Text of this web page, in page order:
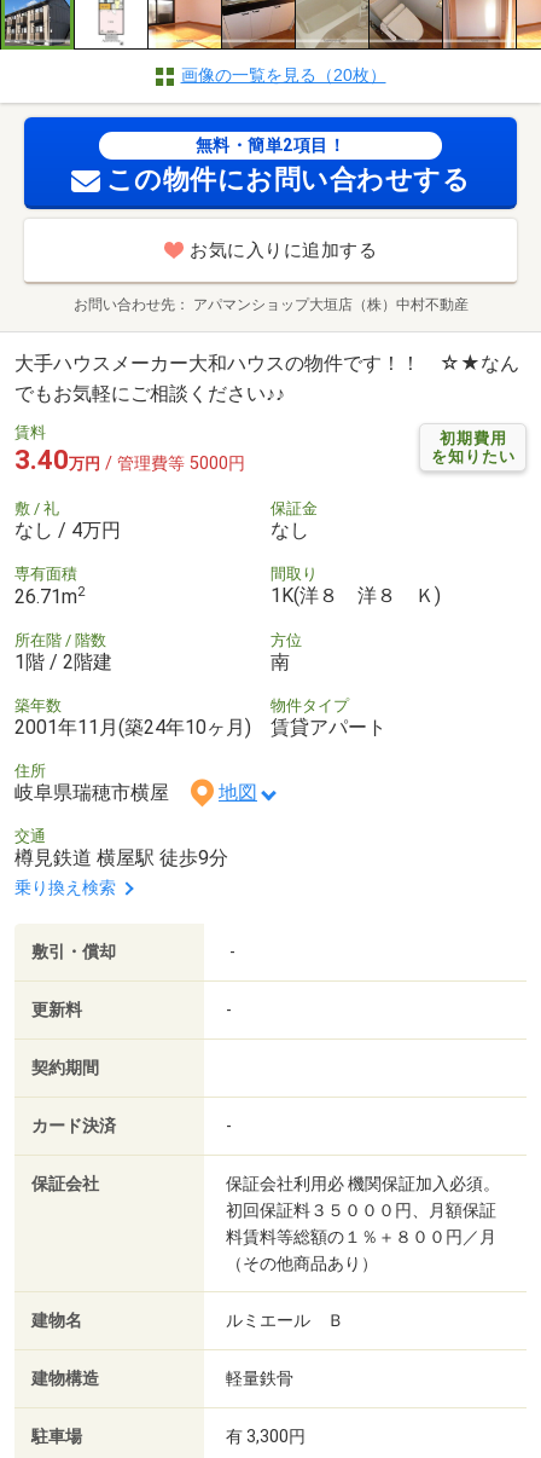
画像の一覧を見る（20枚）
無料・簡単2項目！
この物件にお問い合わせする
お気に入りに追加する
お問い合わせ先 アパマンショップ大垣店（株）中村不動産
大手ハウスメーカー大和ハウスの物件です！！ ☆★なん
でもお気軽にご相談ください♪♪
初期費用
を知りたい
賃料
3.40万円 / 管理費等 5000円
敷 / 礼
なし / 4万円
保証金
なし
専有面積
26.71m2
間取り
1K(洋８ 洋８ Ｋ)
所在階 / 階数
1階 / 2階建
方位
南
築年数
2001年11月(築24年10ヶ月)
物件タイプ
賃貸アパート
住所
岐阜県瑞穂市横屋 地図
交通
樽見鉄道 横屋駅 徒歩9分
乗り換え検索
敷引・償却 -
更新料 -
契約期間
カード決済 -
保証会社
保証会社利用必 機関保証加入必須。
初回保証料３５０００円、月額保証
料賃料等総額の１％＋８００円／月
（その他商品あり）
建物名 ルミエール Ｂ
建物構造 軽量鉄骨
駐車場 有 3,300円